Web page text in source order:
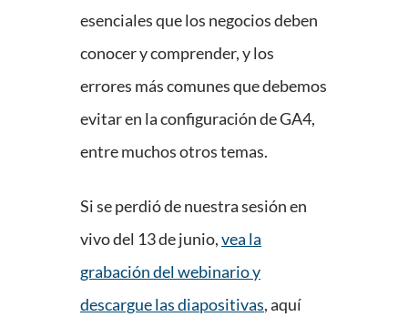
esenciales que los negocios deben
conocer y comprender, y los
errores más comunes que debemos
evitar en la configuración de GA4,
entre muchos otros temas.
Si se perdió de nuestra sesión en
vivo del 13 de junio,vea la
grabación del webinario y
descargue las diapositivas, aquí